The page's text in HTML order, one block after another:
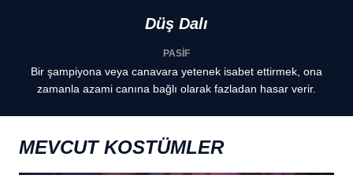
Düş Dalı
PASİF
Bir şampiyona veya canavara yetenek isabet ettirmek, ona
zamanla azami canına bağlı olarak fazladan hasar verir.
MEVCUT KOSTÜMLER